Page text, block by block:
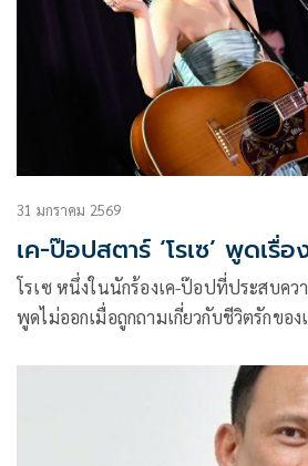
31 มกราคม 2569
เค-ป๊อปสตาร์ ‘โรเซ’ พูดเรื่
โรเซ หนึ่งในนักร้องเค-ป๊อปที่ประสบคว
พูดไม่ออกเมื่อถูกถามเกี่ยวกับชีวิตรักขอ
ละเอียดอ่อนเช่นนี้ถึงส่งผลกระทบต่อเธอ